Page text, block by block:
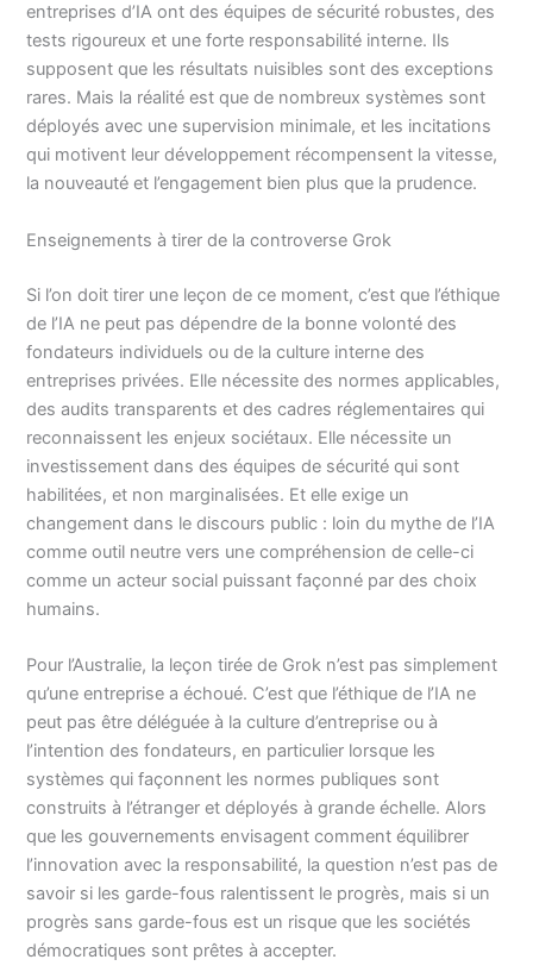
entreprises d’IA ont des équipes de sécurité robustes, des
tests rigoureux et une forte responsabilité interne. Ils
supposent que les résultats nuisibles sont des exceptions
rares. Mais la réalité est que de nombreux systèmes sont
déployés avec une supervision minimale, et les incitations
qui motivent leur développement récompensent la vitesse,
la nouveauté et l’engagement bien plus que la prudence.
Enseignements à tirer de la controverse Grok
Si l’on doit tirer une leçon de ce moment, c’est que l’éthique
de l’IA ne peut pas dépendre de la bonne volonté des
fondateurs individuels ou de la culture interne des
entreprises privées. Elle nécessite des normes applicables,
des audits transparents et des cadres réglementaires qui
reconnaissent les enjeux sociétaux. Elle nécessite un
investissement dans des équipes de sécurité qui sont
habilitées, et non marginalisées. Et elle exige un
changement dans le discours public : loin du mythe de l’IA
comme outil neutre vers une compréhension de celle-ci
comme un acteur social puissant façonné par des choix
humains.
Pour l’Australie, la leçon tirée de Grok n’est pas simplement
qu’une entreprise a échoué. C’est que l’éthique de l’IA ne
peut pas être déléguée à la culture d’entreprise ou à
l’intention des fondateurs, en particulier lorsque les
systèmes qui façonnent les normes publiques sont
construits à l’étranger et déployés à grande échelle. Alors
que les gouvernements envisagent comment équilibrer
l’innovation avec la responsabilité, la question n’est pas de
savoir si les garde-fous ralentissent le progrès, mais si un
progrès sans garde-fous est un risque que les sociétés
démocratiques sont prêtes à accepter.